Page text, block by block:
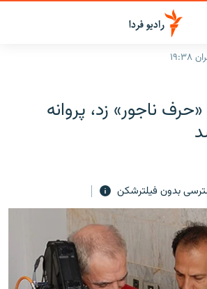
«حرف ناجور» زد، پروانه
بدون فیلترشکن